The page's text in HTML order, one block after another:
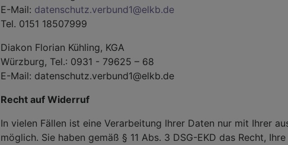
E-Mail: datenschutz.verbund1@elkb.de
Tel. 0151 18507999
Diakon Florian Kühling, KGA
Würzburg, Tel.: 0931 - 79625 – 68
E-Mail: datenschutz.verbund1@elkb.de
Recht auf Widerruf
In vielen Fällen ist eine Verarbeitung Ihrer Daten nur mit Ihrer
möglich. Sie haben gemäß § 11 Abs. 3 DSG-EKD das Recht,